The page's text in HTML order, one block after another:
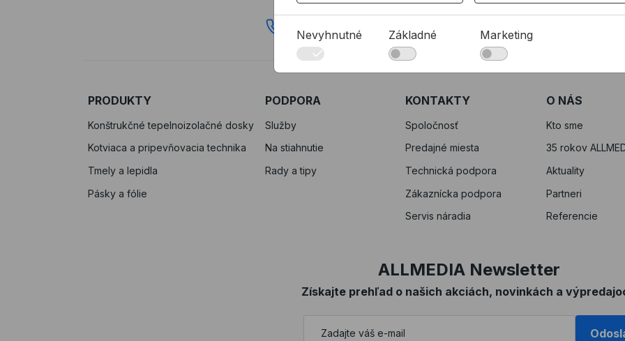
allmediasro
PRODUKTY
Konštrukčné tepelnoizolačné dosky
Kotviaca a pripevňovacia technika
Tmely a lepidla
Pásky a fólie
PODPORA
Služby
Na stiahnutie
Rady a tipy
KONTAKTY
Spoločnosť
Predajné miesta
Technická podpora
Zákaznícka podpora
Servis náradia
O NÁS
Kto sme
35 rokov
Aktuality
Partneri
Referencie
ALLMEDIA Newsletter
Získajte prehľad o našich akciách, novinkách a
Nevyhnutné Základné Marketing